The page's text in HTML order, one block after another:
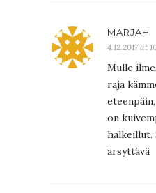
MARJAH
4.12.2017 at
Mulle
raja
on
halkeillut.
ärsyttävä